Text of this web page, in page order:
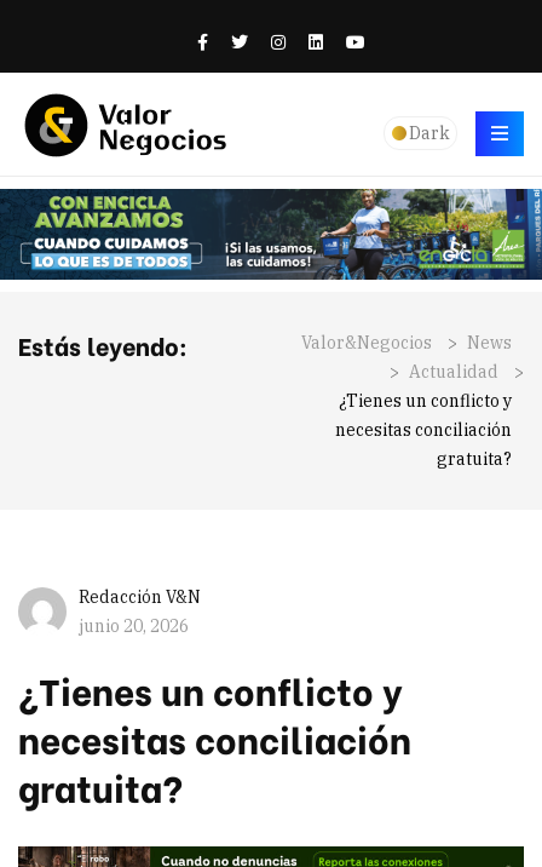
Dark
Estás leyendo: Valor&Negocios > News
> Actualidad
>
¿Tienes un conflicto y
necesitas conciliación
gratuita?
Redacción V&N
junio 20, 2026
¿Tienes un conflicto y
necesitas conciliación
gratuita?